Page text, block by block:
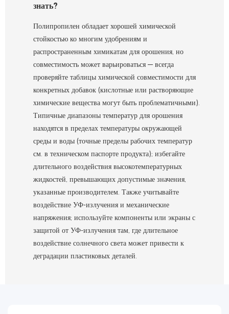
знать?
Полипропилен обладает хорошей химической
стойкостью ко многим удобрениям и
распространенным химикатам для орошения, но
совместимость может варьироваться — всегда
проверяйте таблицы химической совместимости для
конкретных добавок (кислотные или растворяющие
химические вещества могут быть проблематичными).
Типичные диапазоны температур для орошения
находятся в пределах температуры окружающей
среды и воды (точные пределы рабочих температур
см. в техническом паспорте продукта); избегайте
длительного воздействия высокотемпературных
жидкостей, превышающих допустимые значения,
указанные производителем. Также учитывайте
воздействие УФ-излучения и механические
напряжения; используйте компоненты или экраны с
защитой от УФ-излучения там, где длительное
воздействие солнечного света может привести к
деградации пластиковых деталей.